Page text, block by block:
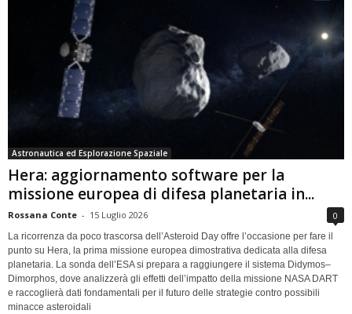
Astronautica ed Esplorazione Spaziale
Hera: aggiornamento software per la
missione europea di difesa planetaria in...
Rossana Conte - 15 Luglio 2026 0
La ricorrenza da poco trascorsa dell’Asteroid Day offre l’occasione per fare il
punto su Hera, la prima missione europea dimostrativa dedicata alla difesa
planetaria. La sonda dell’ESA si prepara a raggiungere il sistema Didymos–
Dimorphos, dove analizzerà gli effetti dell’impatto della missione NASA DART
e raccoglierà dati fondamentali per il futuro delle strategie contro possibili
minacce asteroidali